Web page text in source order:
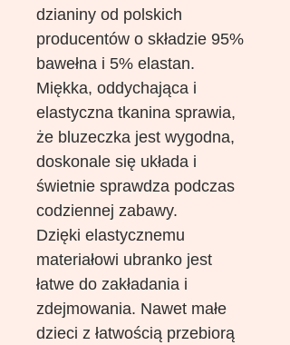
dzianiny od polskich
producentów o składzie 95%
bawełna i 5% elastan.
Miękka, oddychająca i
elastyczna tkanina sprawia,
że bluzeczka jest wygodna,
doskonale się układa i
świetnie sprawdza podczas
codziennej zabawy.
Dzięki elastycznemu
materiałowi ubranko jest
łatwe do zakładania i
zdejmowania. Nawet małe
dzieci z łatwością przebiorą